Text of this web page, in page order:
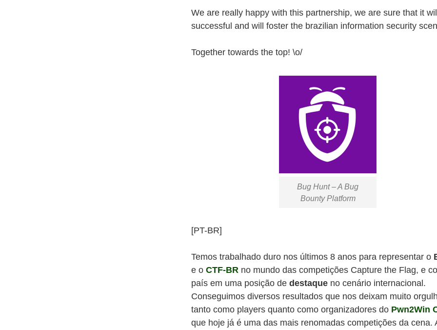
We are really happy with this partnership, we are sure that it
successful and will foster the brazilian information security
Together towards the top! \o/
Bug Hunt – A Bug
Bounty Platform
[PT-BR]
Temos trabalhado duro nos últimos 8 anos para representar o
e o CTF-BR no mundo das competições Capture the Flag, e
país em uma posição de destaque no cenário internacional.
Conseguimos diversos resultados que nos deixam muito
tanto como players quanto como organizadores do Pwn2Win
que hoje já é uma das mais renomadas competições da cena.